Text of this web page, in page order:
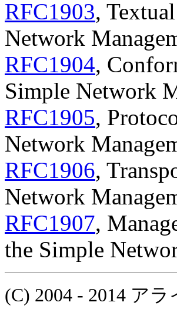
RFC1903,
Network
RFC1904,
Simple Network
RFC1905,
Network
RFC1906,
Network
RFC1907,
the Simple
(C) 2004 - 2014 ア